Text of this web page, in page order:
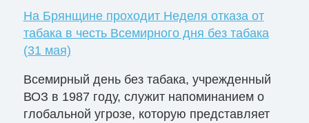
На Брянщине проходит Неделя отказа от
табака в честь Всемирного дня без табака
(31 мая)
Всемирный день без табака, учрежденный
ВОЗ в 1987 году, служит напоминанием о
глобальной угрозе, которую представляет